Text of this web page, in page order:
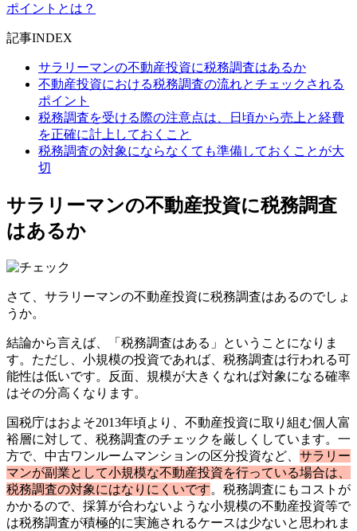
ポイントとは？
記事INDEX
サラリーマンの不動産投資に税務調査はあるか
不動産投資における税務調査の流れとチェックされる
ポイント
税務調査を受ける際の注意点は、日頃から売上と経費
を正確に計上しておくこと
税務調査の対象にならなくても準備しておくことが大
切
サラリーマンの不動産投資に税務調査
はあるか
さて、サラリーマンの不動産投資に税務調査はあるのでしょ
うか。
結論から言えば、「税務調査はある」ということになりま
す。ただし、小規模の投資であれば、税務調査は行われる可
能性は低いです。反面、規模が大きくなれば対象になる確率
はその分高くなります。
国税庁はおよそ2013年頃より、不動産投資に取り組む個人富
裕層に対して、税務調査のチェックを厳しくしています。一
方で、中古ワンルームマンションの区分投資など、 サラリー
マンが副業として小規模な不動産投資を行っている場合は、
税務調査の対象にはなりにくいです。税務調査にもコストが
かかるので、採算が合わないような小規模の不動産投資等で
は税務調査が積極的に実施されるケースは少ないと思われま